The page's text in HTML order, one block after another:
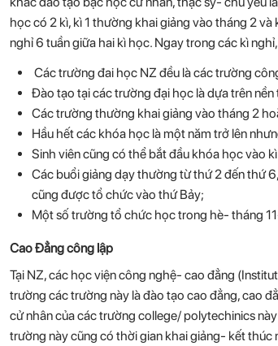
học có 2 kì, kì 1 thường khai giảng vào tháng 2
nghỉ 6 tuần giữa hai kì học. Ngay trong các kì
Các trường đai học NZ đều là các trường
Đào tạo tại các trường đại học là dựa trên
Các trường thường khai giảng vào tháng 2
Hầu hết các khóa học là một năm trở lên
Sinh viên cũng có thể bắt đầu khóa học vào
Các buổi giảng dạy thường từ thứ 2 đến thứ
cũng được tổ chức vào thứ Bảy;
Một số trường tổ chức học trong hè- tháng
Cao Đẳng công lập
Tại NZ, các học viện công nghệ- cao đẳng
trường các trường này là đào tạo cao đẳng, cao
cử nhân của các trường college/ polytechinics
trường này cũng có thời gian khai giảng- kết